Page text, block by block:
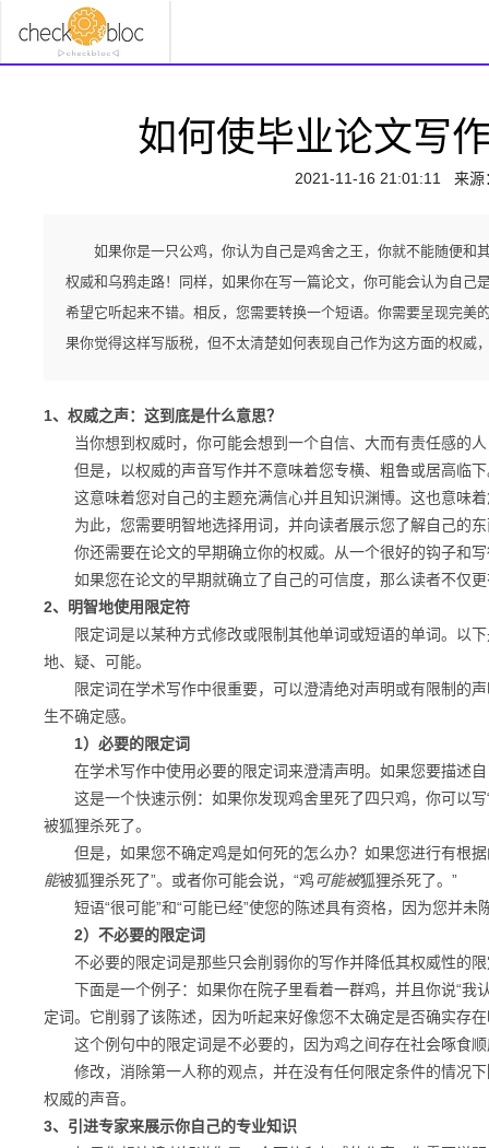
如何使毕业论文写
2021-11-16 21:01:11 来源
如果你是一只公鸡，你认为自己是鸡舍之王，你就不能随便和
权威和乌鸦走路！同样，如果你在写一篇论文，你可能会认为自
希望它听起来不错。相反，您需要转换一个短语。你需要呈现完
果你觉得这样写版税，但不太清楚如何表现自己作为这方面的权威
1、权威之声：这到底是什么意思？
当你想到权威时，你可能会想到一个自信、大而有责任感的
但是，以权威的声音写作并不意味着您专横、粗鲁或居高临下
这意味着您对自己的主题充满信心并且知识渊博。这也意味着
为此，您需要明智地选择用词，并向读者展示您了解自己的东
你还需要在论文的早期确立你的权威。从一个很好的钩子和写
如果您在论文的早期就确立了自己的可信度，那么读者不仅更
2、明智地使用限定符
限定词是以某种方式修改或限制其他单词或短语的单词。以下
地、疑、可能。
限定词在学术写作中很重要，可以澄清绝对声明或有限制的声
生不确定感。
1）必要的限定词
在学术写作中使用必要的限定词来澄清声明。如果您要描述自
这是一个快速示例： 如果你发现鸡舍里死了四只鸡，你可以
被狐狸杀死了。
但是，如果您不确定鸡是如何死的怎么办？ 如果您进行有根
能被狐狸杀死了”。 或者你可能会说，“鸡可能被狐狸杀死了。”
短语“很可能”和“可能已经”使您的陈述具有资格，因为您并未
2） 不必要的限定词
不必要的限定词是那些只会削弱你的写作并降低其权威性的限
下面是一个例子： 如果你在院子里看着一群鸡，并且你说“我
定词。它削弱了该陈述，因为听起来好像您不太确定是否确实存
这个例句中的限定词是不必要的，因为鸡之间存在社会啄食顺
修改，消除第一人称的观点，并在没有任何限定条件的情况下
权威的声音。
3、引进专家来展示你自己的专业知识